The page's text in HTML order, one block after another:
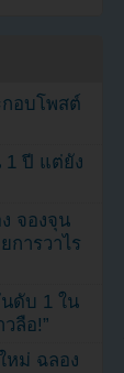
อบโพสต์
1 ปี แต่ยัง
จองจุน
การวาไร
ดับ 1 ใน
ลือ!”
หม่ ฉลอง